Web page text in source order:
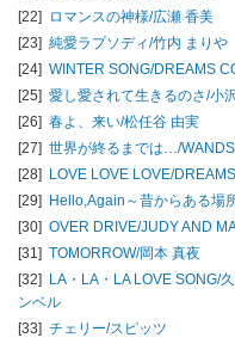
[22] ロマンスの神様/広瀬 香美
[23] 純愛ラプソディ/竹内 まりや
[24] WINTER SONG/DREAMS
[25] 愛し愛されて生きるのさ/小
[26] 春よ、来い/松任谷 由実
[27] 世界が終るまでは…/WANDS
[28] LOVE LOVE LOVE/
[29] Hello,Again～昔からある場
[30] OVER DRIVE/JUDY AND
[31] TOMORROW/岡本 真夜
[32] LA・LA・LA LOVE SONG/
ンベル
[33] チェリー/スピッツ